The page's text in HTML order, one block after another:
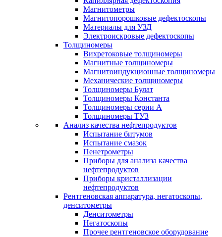
Магнитометры
Магнитопорошковые дефектоскопы
Материалы для УЗД
Электроискровые дефектоскопы
Толщиномеры
Вихретоковые толщиномеры
Магнитные толщиномеры
Магнитоиндукционные толщиномеры
Механические толщиномеры
Толщиномеры Булат
Толщиномеры Константа
Толщиномеры серии А
Толщиномеры ТУЗ
Анализ качества нефтепродуктов
Испытание битумов
Испытание смазок
Пенетрометры
Приборы для анализа качества
нефтепродуктов
Приборы кристаллизации
нефтепродуктов
Рентгеновская аппаратура, негатоскопы,
денситометры
Денситометры
Негатоскопы
Прочее рентгеновское оборудование